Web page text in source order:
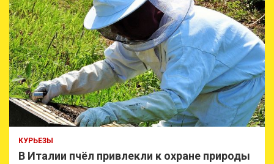
КУРЬЕЗЫ
В Италии пчёл привлекли к охране природы